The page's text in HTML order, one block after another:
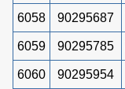
6058 90295687
6059 90295785
6060 90295954